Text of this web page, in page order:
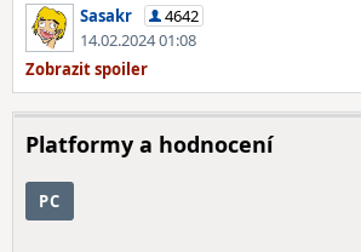
Sasakr
4642
14.02.2024 01:08
Platformy a hodnocení
PC